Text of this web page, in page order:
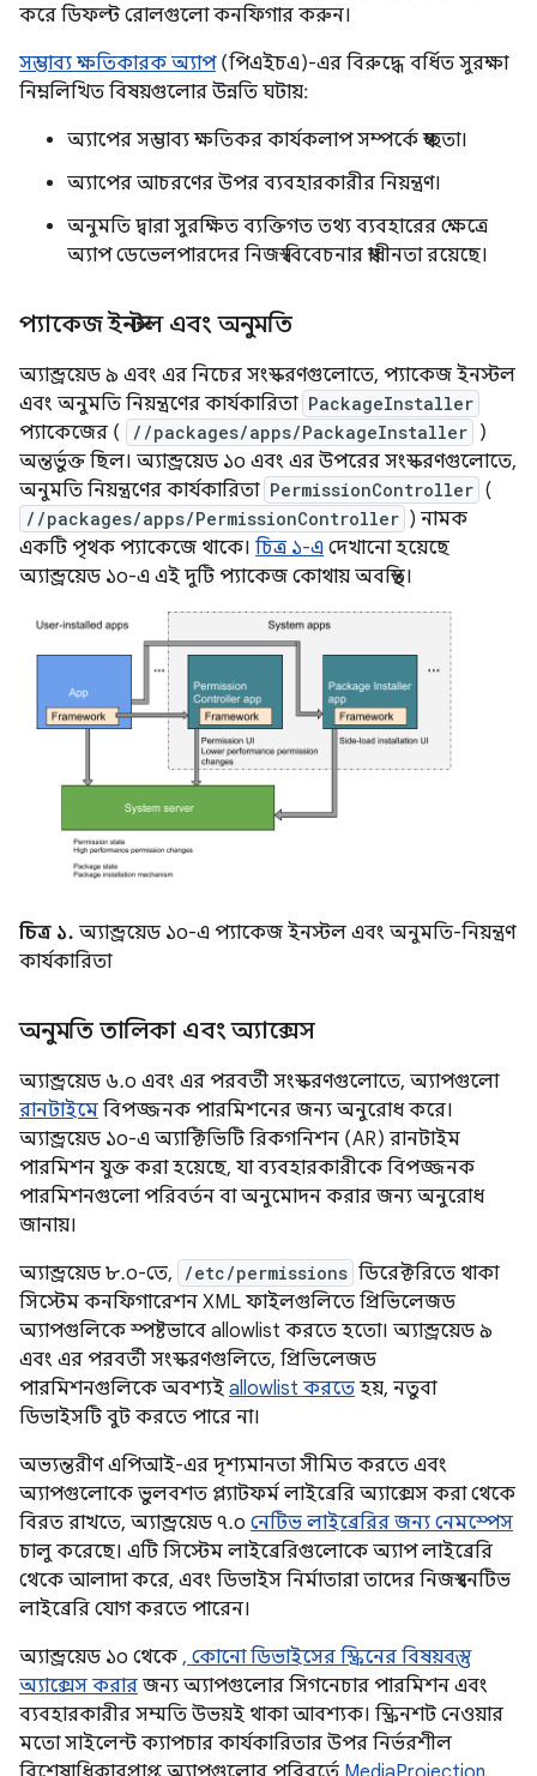
করে ডিফল্ট রোলগুলো কনফিগার করুন।
সম্ভাব্য ক্ষতিকারক অ্যাপ(পিএইচএ)-এর বিরুদ্ধে বর্ধিত সুরক্ষা
নিম্নলিখিত বিষয়গুলোর উন্নতি ঘটায়:
অ্যাপের সম্ভাব্য ক্ষতিকর কার্যকলাপ সম্পর্কে স্বচ্ছতা।
অ্যাপের আচরণের উপর ব্যবহারকারীর নিয়ন্ত্রণ।
অনুমতি দ্বারা সুরক্ষিত ব্যক্তিগত তথ্য ব্যবহারের ক্ষেত্রে
অ্যাপ ডেভেলপারদের নিজস্ব বিবেচনার স্বাধীনতা রয়েছে।
প্যাকেজ ইনস্টল এবং অনুমতি
অ্যান্ড্রয়েড ৯ এবং এর নিচের সংস্করণগুলোতে, প্যাকেজ ইনস্টল
এবং অনুমতি নিয়ন্ত্রণের কার্যকারিতা PackageInstaller
প্যাকেজের ( //packages/apps/PackageInstaller )
অন্তর্ভুক্ত ছিল। অ্যান্ড্রয়েড ১০ এবং এর উপরের সংস্করণগুলোতে,
অনুমতি নিয়ন্ত্রণের কার্যকারিতা PermissionController (
//packages/apps/PermissionController ) নামক
একটি পৃথক প্যাকেজে থাকে। চিত্র ১-এ দেখানো হয়েছে
অ্যান্ড্রয়েড ১০-এ এই দুটি প্যাকেজ কোথায় অবস্থিত।
চিত্র ১. অ্যান্ড্রয়েড ১০-এ প্যাকেজ ইনস্টল এবং অনুমতি-নিয়ন্ত্রণ
কার্যকারিতা
অনুমতি তালিকা এবং অ্যাক্সেস
অ্যান্ড্রয়েড ৬.০ এবং এর পরবর্তী সংস্করণগুলোতে, অ্যাপগুলো
রানটাইমে বিপজ্জনক পারমিশনের জন্য অনুরোধ করে।
অ্যান্ড্রয়েড ১০-এ অ্যাক্টিভিটি রিকগনিশন (AR) রানটাইম
পারমিশন যুক্ত করা হয়েছে, যা ব্যবহারকারীকে বিপজ্জনক
পারমিশনগুলো পরিবর্তন বা অনুমোদন করার জন্য অনুরোধ
জানায়।
অ্যান্ড্রয়েড ৮.০-তে,
/etc/permissions ডিরেক্টরিতে থাকা
সিস্টেম কনফিগারেশন XML ফাইলগুলিতে প্রিভিলেজড
অ্যাপগুলিকে স্পষ্টভাবে allowlist করতে হতো। অ্যান্ড্রয়েড ৯
এবং এর পরবর্তী সংস্করণগুলিতে, প্রিভিলেজড
পারমিশনগুলিকে অবশ্যই allowlist করতে হয়, নতুবা
ডিভাইসটি বুট করতে পারে না।
অভ্যন্তরীণ এপিআই-এর দৃশ্যমানতা সীমিত করতে এবং
অ্যাপগুলোকে ভুলবশত প্ল্যাটফর্ম লাইব্রেরি অ্যাক্সেস করা থেকে
বিরত রাখতে, অ্যান্ড্রয়েড ৭.০ নেটিভ লাইব্রেরির জন্য নেমস্পেস
চালু করেছে। এটি সিস্টেম লাইব্রেরিগুলোকে অ্যাপ লাইব্রেরি
থেকে আলাদা করে, এবং ডিভাইস নির্মাতারা তাদের নিজস্ব নেটিভ
লাইব্রেরি যোগ করতে পারেন।
অ্যান্ড্রয়েড ১০ থেকে , কোনো ডিভাইসের স্ক্রিনের বিষয়বস্তু
অ্যাক্সেস করার জন্য অ্যাপগুলোর সিগনেচার পারমিশন এবং
ব্যবহারকারীর সম্মতি উভয়ই থাকা আবশ্যক। স্ক্রিনশট নেওয়ার
মতো সাইলেন্ট ক্যাপচার কার্যকারিতার উপর নির্ভরশীল